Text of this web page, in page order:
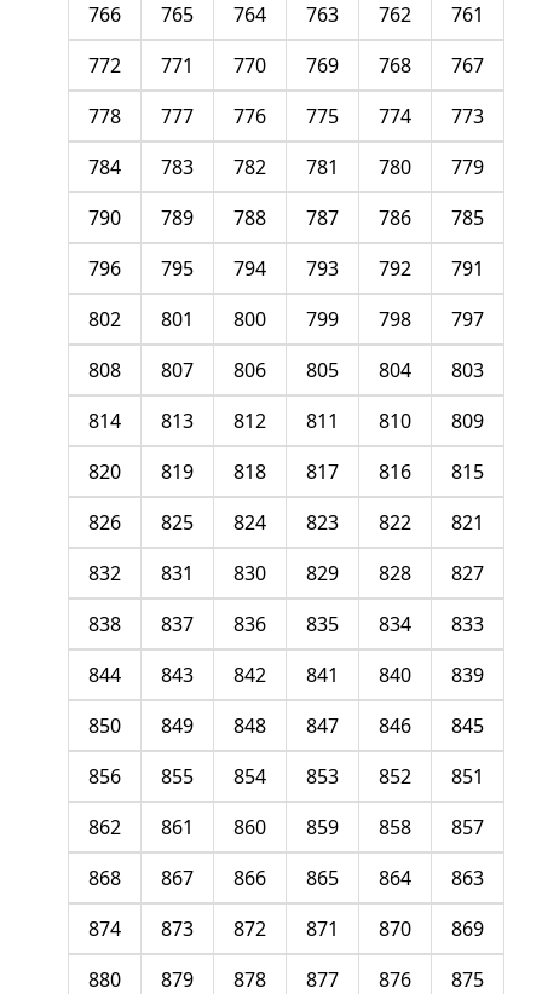
761
762
763
764
765
766
767
768
769
770
771
772
773
774
775
776
777
778
779
780
781
782
783
784
785
786
787
788
789
790
791
792
793
794
795
796
797
798
799
800
801
802
803
804
805
806
807
808
809
810
811
812
813
814
815
816
817
818
819
820
821
822
823
824
825
826
827
828
829
830
831
832
833
834
835
836
837
838
839
840
841
842
843
844
845
846
847
848
849
850
851
852
853
854
855
856
857
858
859
860
861
862
863
864
865
866
867
868
869
870
871
872
873
874
875
876
877
878
879
880